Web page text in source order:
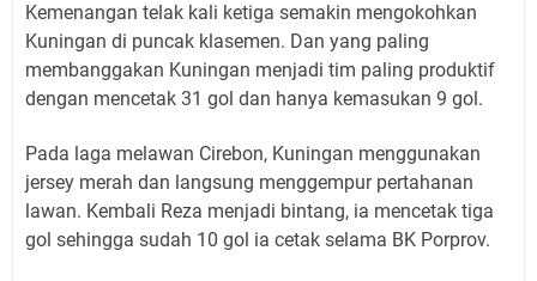
Kemenangan telak kali ketiga semakin mengokohkan
Kuningan di puncak klasemen. Dan yang paling
membanggakan Kuningan menjadi tim paling produktif
dengan mencetak 31 gol dan hanya kemasukan 9 gol.
Pada laga melawan Cirebon, Kuningan menggunakan
jersey merah dan langsung menggempur pertahanan
lawan. Kembali Reza menjadi bintang, ia mencetak tiga
gol sehingga sudah 10 gol ia cetak selama BK Porprov.